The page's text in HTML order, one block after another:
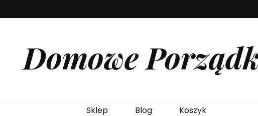
Domowe
Sklep Blog Koszyk